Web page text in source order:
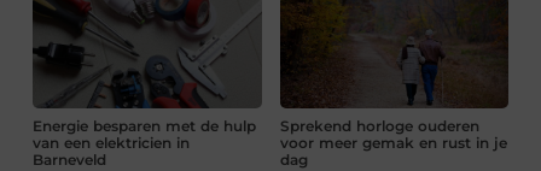
Energie besparen met de hulp
van een elektricien in
Barneveld
Sprekend horloge ouderen
voor meer gemak en rust in je
dag